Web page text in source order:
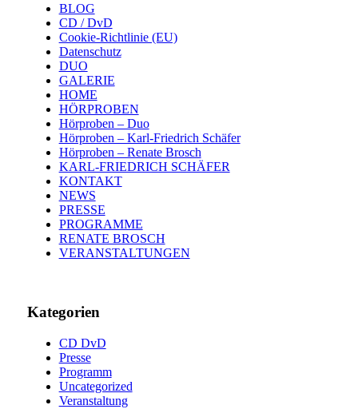
BLOG
CD / DvD
Cookie-Richtlinie (EU)
Datenschutz
DUO
GALERIE
HOME
HÖRPROBEN
Hörproben – Duo
Hörproben – Karl-Friedrich Schäfer
Hörproben – Renate Brosch
KARL-FRIEDRICH SCHÄFER
KONTAKT
NEWS
PRESSE
PROGRAMME
RENATE BROSCH
VERANSTALTUNGEN
Kategorien
CD DvD
Presse
Programm
Uncategorized
Veranstaltung